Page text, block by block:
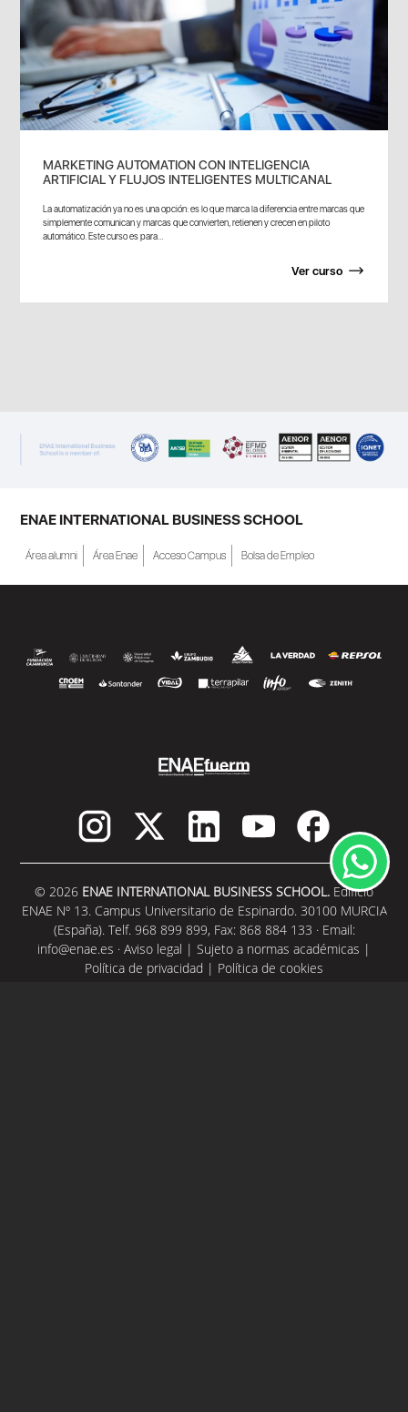
MARKETING AUTOMATION CON INTELIGENCIA
ARTIFICIAL Y FLUJOS INTELIGENTES MULTICANAL
La automatización ya no es una opción: es lo que marca la diferencia entre marcas que
simplemente comunican y marcas que convierten, retienen y crecen en piloto
automático. Este curso es para...
Ver curso
ENAE INTERNATIONAL BUSINESS SCHOOL
Área alumni Área Enae Acceso Campus Bolsa de Empleo
© 2026 ENAE INTERNATIONAL BUSINESS SCHOOL. Edificio
ENAE Nº 13. Campus Universitario de Espinardo. 30100 MURCIA
(España). Telf. 968 899 899, Fax: 868 884 133 · Email:
info@enae.es · Aviso legal | Sujeto a normas académicas |
Política de privacidad | Política de cookies